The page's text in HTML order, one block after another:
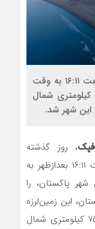
زمین‌لرزه‌ای به بزرگی ۴.۷ ریشتر در ساعت ۱۶:۱۱ به وقت
محلی، در عمق ۱۹ کیلومتری و در ۷۵ کیلومتری شمال
این شهر شد.
، روز گذشته
زمین‌لرزه‌ای به بزرگی ۴.۷ ریشتر در ساعت ۱۶:۱۱ بعدازظهر به
پاکستان، را
این زمین‌لرزه
در عمق ۱۹ کیلومتری زمین و در فاصله ۷۵ کیلومتری شمال